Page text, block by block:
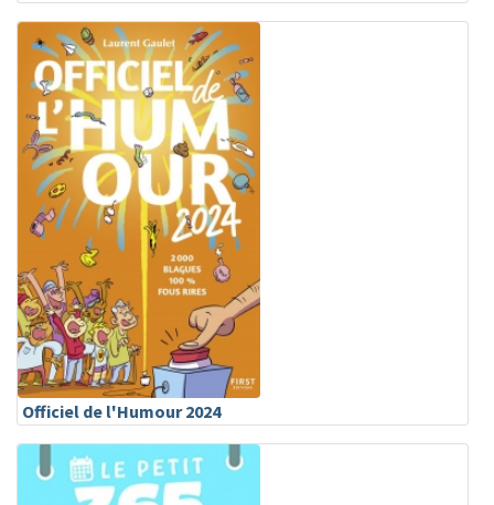
Officiel de l'Humour 2024